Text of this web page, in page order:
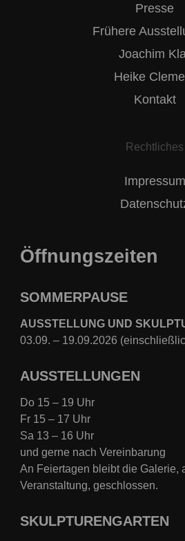
Presse
Frühere
Joachim
Heike
Kontakt
Rechtliches
Impressum
Öffnungszeiten
SOMMERPAUSE
AUSSTELLUNG UND
03.09. – 19.09.2026
AUSSTELLUNGEN
Do 15 – 19 Uhr
Fr 15 – 17 Uhr
Sa 13 – 16 Uhr
und gerne nach Vereinbarung
An Feiertagen bleibt die Galerie,
Veranstaltung, geschlossen.
SKULPTURENGARTEN